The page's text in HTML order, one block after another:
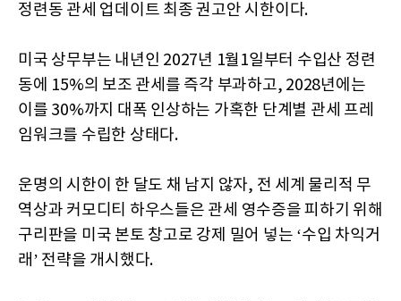
정련동 관세 업데이트 최종 권고안 시한이다.
미국 상무부는 내년인 2027년 1월1일부터 수입산 정련
동에 15%의 보조 관세를 즉각 부과하고, 2028년에는
이를 30%까지 대폭 인상하는 가혹한 단계별 관세 프레
임워크를 수립한 상태다.
운명의 시한이 한 달도 채 남지 않자, 전 세계 물리적 무
역상과 커모디티 하우스들은 관세 영수증을 피하기 위해
구리판을 미국 본토 창고로 강제 밀어 넣는 ‘수입 차익거
래’ 전략을 개시했다.